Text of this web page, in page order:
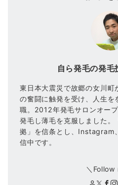
自ら発毛の発毛
東日本大震災で故郷の女川町
の奮闘に触発を受け、人生を
職。2012年発毛サロンオー
発毛し薄毛を克服しました。
拠」を信条とし、Instagram
信中です。
＼Follow